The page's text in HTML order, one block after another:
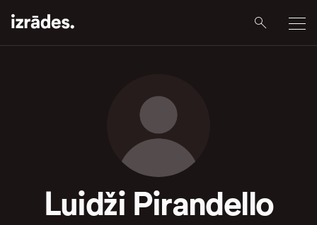
Luidži Pirandello